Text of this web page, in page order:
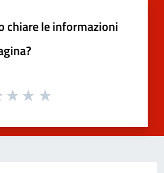
chiare le informazioni